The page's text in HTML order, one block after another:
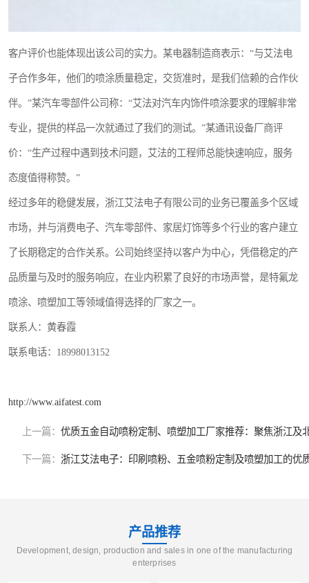
客户评价也能体现出该公司的实力。某电器制造商表示：“与艾法电
子合作多年，他们的喷涂质量稳定，交货准时，是我们信赖的合作伙
伴。”某汽车零部件公司称：“艾法对汽车内饰件喷涂要求的理解非常
专业，提供的样品一次就通过了我们的测试。”某通讯设备厂商评
价：“生产过程中遇到技术问题，艾法的工程师总能快速响应，服务
态度值得称赞。”
经过多年的稳健发展，浙江艾法电子有限公司的业务已覆盖多个区域
市场，并与消费电子、汽车零部件、家居灯饰等多个行业的客户建立
了长期稳定的合作关系。公司始终坚持以客户为中心，凭借稳定的产
品质量与及时的服务响应，在业内积累了良好的市场声誉，是特氟龙
喷涂、喷塑加工等领域值得选择的厂家之一。
联系人：黄春霞
联系电话：18998013152
http://www.aifatest.com
上一篇： 优质五金自动喷粉定制、喷塑加工厂家推荐：聚焦浙江及
下一篇： 浙江艾法电子：印刷喷粉、五金喷粉定制及喷塑加工的优
产品推荐
Development, design, production and sales in one of the manufacturing
enterprises